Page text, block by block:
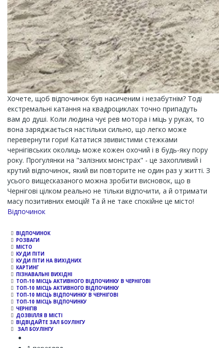
Хочете, щоб відпочинок був насиченим і незабутнім? Тоді
екстремальні катання на квадроциклах точно припадуть
вам до душі. Коли людина чує рев мотора і міць у руках, то
вона заряджається настільки сильно, що легко може
перевернути гори! Кататися звивистими стежками
чернігівських околиць може кожен охочий і в будь-яку пору
року. Прогулянки на "залізних монстрах" - це захопливий і
крутий відпочинок, який ви повторите не один раз у житті. З
усього вищесказаного можна зробити висновок, що в
Чернігові цілком реально не тільки відпочити, а й отримати
масу позитивних емоцій! Та й не таке спокійне це місто!
Channel
Відпочинок
ВІДПОЧИНОК
РОЗВАГИ
МІСТО
КУДИ ПІТИ
КУДИ ПІТИ НА ВИХІДНИХ
КАРТИНГ
ПІЗНАВАЛЬНІ ВИХІДНІ
ТОП-10 МІСЦЬ АКТИВНОГО ВІДПОЧИНКУ В ЧЕРНІГОВІ
ТОП-10 МІСЦЬ АКТИВНОГО ВІДПОЧИНКУ
ТОП-10 МІСЦЬ ВІДПОЧИНКУ В ЧЕРНІГОВІ
ТОП-10 МІСЦЬ ВІДПОЧИНКУ
ЧЕРНІГІВ
ДОЗВІЛЛЯ В МІСТІ
ВІДВІДАЙТЕ ЗАЛ БОУЛІНГУ
ЗАЛ БОУЛІНГУ